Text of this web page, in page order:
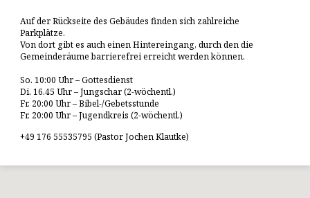
Auf der Rückseite des Gebäudes finden sich zahlreiche
Parkplätze.
Von dort gibt es auch einen Hintereingang, durch den die
Gemeinderäume barrierefrei erreicht werden können.
So. 10:00 Uhr – Gottesdienst
Di. 16.45 Uhr – Jungschar (2-wöchentl.)
Fr. 20:00 Uhr – Bibel-/Gebetsstunde
Fr. 20:00 Uhr – Jugendkreis (2-wöchentl.)
+49 176 55535795 (Pastor Jochen Klautke)